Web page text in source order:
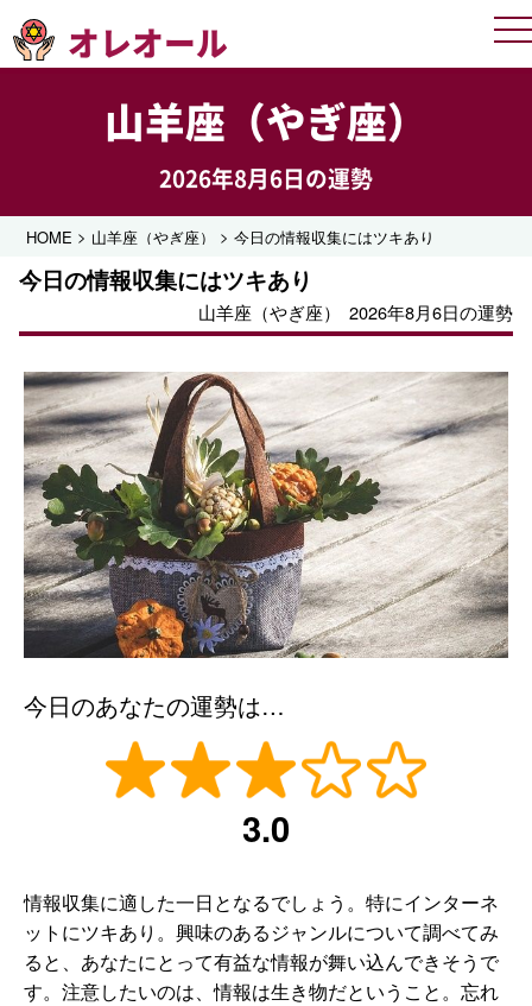
オレオール
山羊座（やぎ座）
2026年8月6日の運勢
HOME > 山羊座（やぎ座） >今日の情報収集にはツキあり
今日の情報収集にはツキあり
山羊座（やぎ座） 2026年8月6日の運勢
今日のあなたの運勢は…
3.0
情報収集に適した一日となるでしょう。特にインターネ
ットにツキあり。興味のあるジャンルについて調べてみ
ると、あなたにとって有益な情報が舞い込んできそうで
す。注意したいのは、情報は生き物だということ。忘れ